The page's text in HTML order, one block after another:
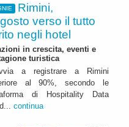
Rimini,
verso il tutto
negli hotel
in crescita, eventi e
turistica
a registrare a Rimini
al 90%, secondo le
di Hospitality Data
continua